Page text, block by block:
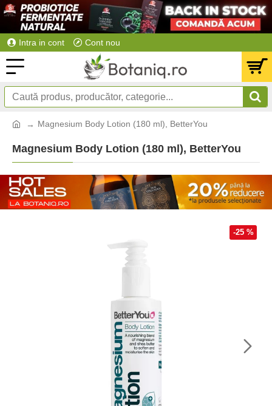
Intra in cont Cont nou
Magnesium Body Lotion (180 ml), BetterYou
Magnesium Body Lotion (180 ml), BetterYou
-25 %